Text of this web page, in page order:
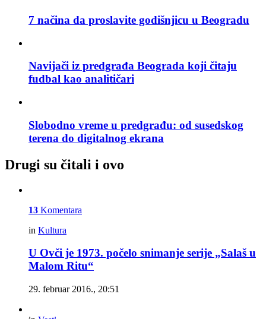
7 načina da proslavite godišnjicu u Beogradu
Navijači iz predgrađa Beograda koji čitaju
fudbal kao analitičari
Slobodno vreme u predgrađu: od susedskog
terena do digitalnog ekrana
Drugi su čitali i ovo
13 Komentara
in Kultura
U Ovči je 1973. počelo snimanje serije „Salaš u
Malom Ritu“
29. februar 2016., 20:51